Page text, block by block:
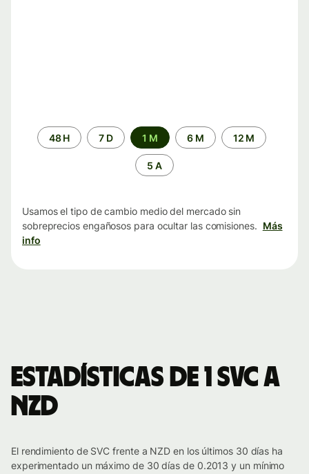
Periodo48 H 7 D 1 M 6 M 12 M
5 A
Usamos el tipo de cambio medio del mercado sin
sobreprecios engañosos para ocultar las comisiones. Más
info
Estadísticas de 1 SVC a
NZD
El rendimiento de SVC frente a NZD en los últimos 30 días ha
experimentado un máximo de 30 días de 0.2013 y un mínimo